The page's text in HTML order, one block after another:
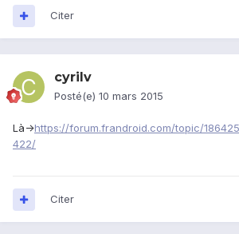
Citer
cyrilv
Posté(e) 10 mars 2015
Là->https://forum.frandroid.com/topic/
422/
Citer